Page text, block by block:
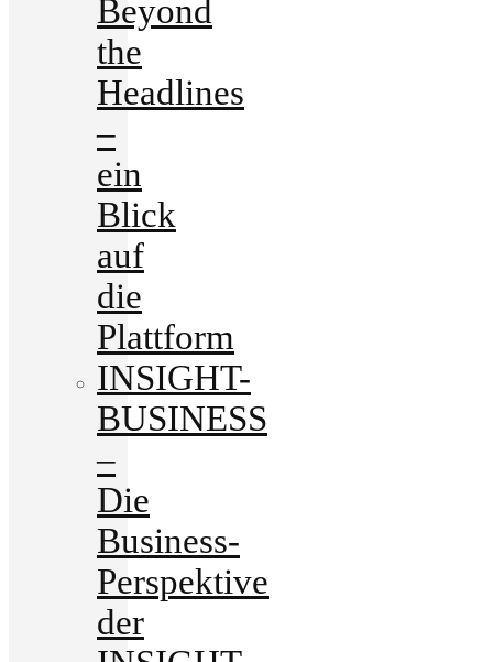
Beyond
the
Headlines
–
ein
Blick
auf
die
Plattform
INSIGHT-
BUSINESS
–
Die
Business-
Perspektive
der